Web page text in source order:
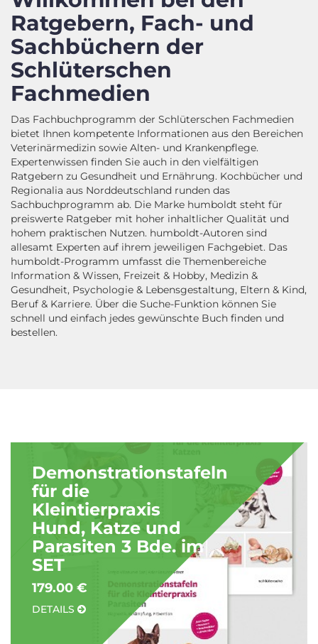
Ratgebern, Fach- und
Sachbüchern der
Schlüterschen
Fachmedien
Das Fachbuchprogramm der Schlüterschen Fachmedien
bietet Ihnen kompetente Informationen aus den Bereichen
Veterinärmedizin sowie Alten- und Krankenpflege.
Expertenwissen finden Sie auch in den vielfältigen
Ratgebern zu Gesundheit und Ernährung. Kochbücher und
Regionalia aus Norddeutschland runden das
Sachbuchprogramm ab. Die Marke humboldt steht für
preiswerte Ratgeber mit hoher inhaltlicher Qualität und
hohem praktischen Nutzen. humboldt-Autoren sind
allesamt Experten auf ihrem jeweiligen Fachgebiet. Das
humboldt-Programm umfasst die Themenbereiche
Information & Wissen, Freizeit & Hobby, Medizin &
Gesundheit, Psychologie & Lebensgestaltung, Eltern & Kind,
Beruf & Karriere. Über die Suche-Funktion können Sie
schnell und einfach jedes gewünschte Buch finden und
bestellen.
Demonstrationstafeln
für die
Kleintierpraxis
Hund, Katze und
Parasiten 3 Bde. im
SET
179.00 €
DETAILS